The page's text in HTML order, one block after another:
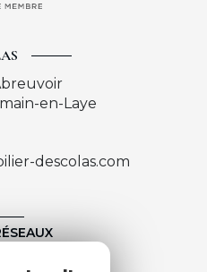
en-Laye
descolas.com